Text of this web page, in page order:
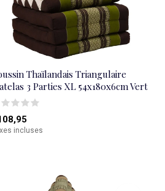
Thaïlandais Triangulaire
3 Parties XL 54x180x6cm Vert
incluses